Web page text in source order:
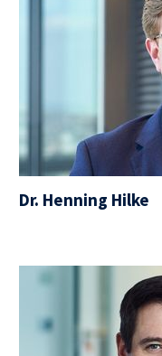
Dr. Henning Hilke